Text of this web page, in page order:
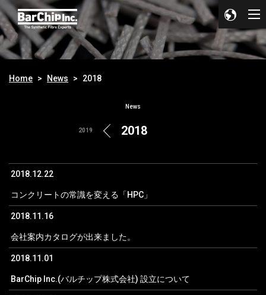
Home News 2018
News
2019 2018
2018.12.22
コンクリートの常識を変える「HPC」
2018.11.16
会社案内カタログが出来ました。
2018.11.01
BarChip Inc.(バルチップ株式会社) 設立について